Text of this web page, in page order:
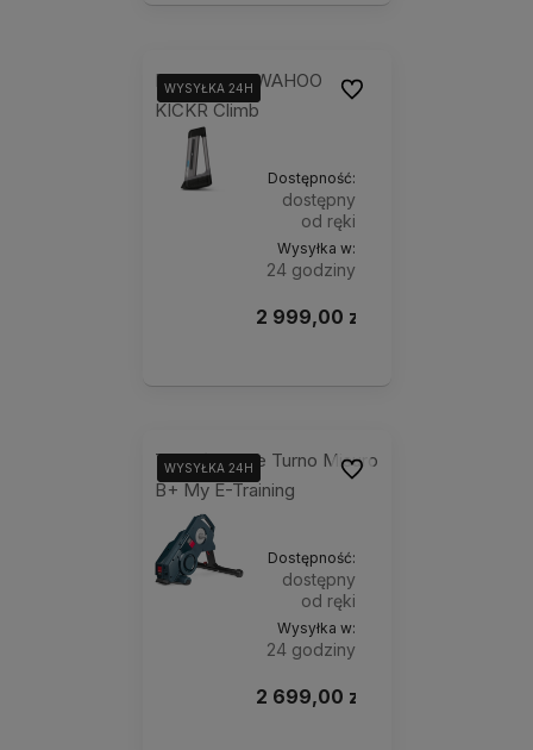
Przystawka WAHOO
KICKR Climb
WYSYŁKA 24H
WYSYŁKA 24H
Dostępność:
dostępny
od ręki
Wysyłka w:
24 godziny
2 999,00 zł
Do ulubionych
Trenażer Elite Turno Misuro
B+ My E-Training
WYSYŁKA 24H
WYSYŁKA 24H
Dostępność:
dostępny
od ręki
Wysyłka w:
24 godziny
2 699,00 zł
Do ulubionych